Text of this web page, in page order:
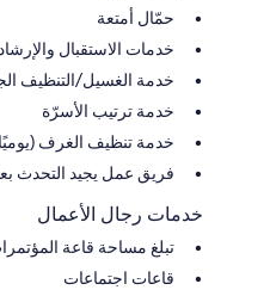
حمّال أمتعة
خدمات الاستقبال
خدمة الغسيل/التنظيف
خدمة ترتيب الأسرّة
خدمة تنظيف الغرف
فريق عمل يجيد التحدث
خدمات رجال الأعمال
تبلغ مساحة قاعة المؤتمرات 121 مترًا
قاعات اجتماعات